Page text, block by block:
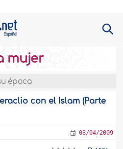
mujer
época
con el Islam (Parte
03/04/2009